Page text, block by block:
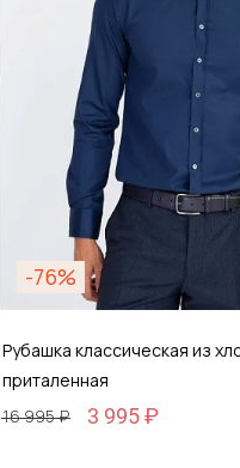
Добавить в
-76%
Рубашка классическая из
приталенная
16 995 ₽
3 995 ₽